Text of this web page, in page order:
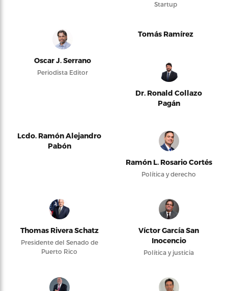
Startup
Oscar J. Serrano
Periodista Editor
Tomás Ramírez
Dr. Ronald Collazo
Pagán
Lcdo. Ramón Alejandro
Pabón
Ramón L. Rosario Cortés
Política y derecho
Thomas Rivera Schatz
Presidente del Senado de
Puerto Rico
Víctor García San
Inocencio
Política y justicia